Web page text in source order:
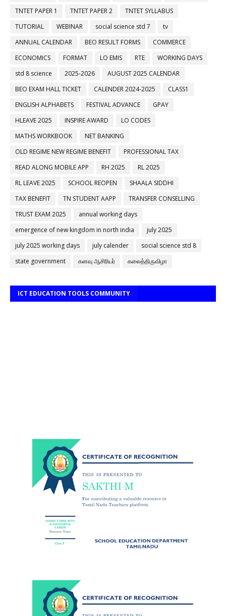
TNTET PAPER 1
TNTET PAPER 2
TNTET SYLLABUS
TUTORIAL
WEBINAR social science std 7
tv
ANNUAL CALENDAR
BEO RESULT FORMS
COMMERCE
ECONOMICS
FORMAT LO EMIS RTE
WORKING DAYS
std 8 science
2025-2026
AUGUST 2025 CALENDAR
BEO EXAM HALL TICKET
CALENDER 2024-2025
CLASS1
ENGLISH ALPHABETS
FESTIVAL ADVANCE
GPAY
HLEAVE 2025
INSPIRE AWARD
LO CODES
MATHS WORKBOOK
NET BANKING
OLD REGIME NEW REGIME BENEFIT
PROFESSIONAL TAX
READ ALONG MOBILE APP
RH 2025
RL 2025
RL LEAVE 2025
SCHOOL REOPEN
SHAALA SIDDHI
TAX BENEFIT
TN STUDENT AAPP
TRANSFER CONSELLING
TRUST EXAM 2025
annual working days
emergence of new kingdom in north india
july 2025
july 2025 working days
july calender
social science std 8
state government
கனவு ஆசிரியர் கலைத்திருவிழா
ICT EDUCATION TOOLS COMMUNITY